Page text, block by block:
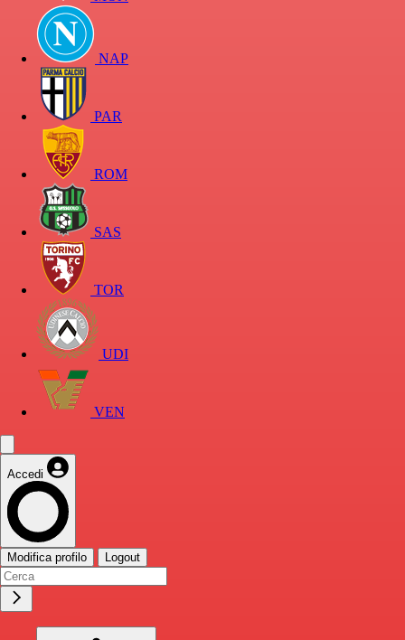
NAP
PAR
ROM
SAS
TOR
UDI
VEN
Accedi
Modifica profilo Logout